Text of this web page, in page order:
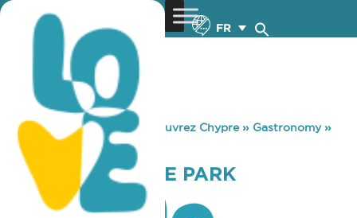
FR
You are here: Home »Découvrez Chypre» Gastronomy»
OLEASTRO OLIVE PARK
OLEASTRO OLIVE PARK